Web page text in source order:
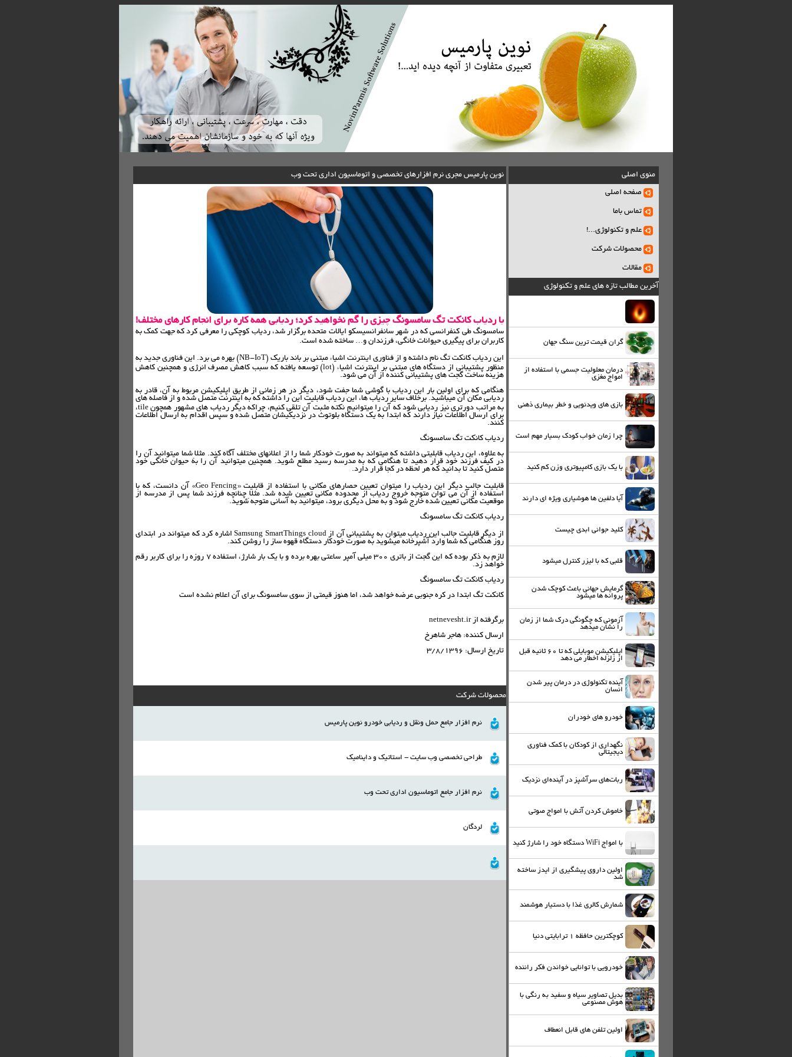
منوی اصلی
صفحه اصلی
تماس باما
علم و تکنولوژی...!
محصولات شرکت
مقالات
آخرین مطالب تازه های علم و تکنولوژی
گران قیمت ترین سنگ جهان
درمان معلولیت جسمی با استفاده از
امواج مغزی
بازی های ویدئویی و خطر بیماری ذهنی
چرا زمان خواب کودک بسیار مهم است
با یک بازی کامپیوتری وزن کم کنید
آیا دلفین ها هوشیاری ویژه ای دارند
کلید جوانی ابدی چیست
قلبی که با لیزر کنترل میشود
گرمایش جهانی باعث کوچک شدن
پروانه ها میشود
آزمونی که چگونگی درک شما از زمان
را نشان میدهد
اپلیکیشن موبایلی که تا 60 ثانیه قبل
از زلزله اخطار می دهد
آینده تکنولوژی در درمان پیر شدن
انسان
خودرو های خودران
نگهداری از کودکان با کمک فناوری
دیجیتالی
ربات‌های سرآشپز در آینده‌ای نزدیک
خاموش کردن آتش با امواج صوتی
با امواج WiFi دستگاه‌ خود را شارژ کنید
اولین داروی پیشگیری از ایدز ساخته
شد
شمارش کالری غذا با دستیار هوشمند
کوچکترین حافظه ۱ ترابایتی دنیا
خودرویی با توانایی خواندن فکر راننده
بدیل تصاویر سیاه و سفید به رنگی با
هوش مصنوعی
اولین تلفن های قابل انعطاف
نوین پارمیس مجری نرم افزارهای تخصصی و اتوماسیون اداری تحت وب
با ردیاب کانکت تگ سامسونگ چیزی را گم نخواهید کرد؛ ردیابی همه کاره برای انجام کارهای مختلف!
سامسونگ طی کنفرانسی که در شهر سانفرانسیسکو ایالات متحده برگزار شد، ردیاب کوچکی را معرفی کرد که جهت کمک به
کاربران برای پیگیری حیوانات خانگی، فرزندان و… ساخته شده است.
این ردیاب کانکت تگ نام داشته و از فناوری اینترنت اشیاء مبتنی بر باند باریک (NB-IoT) بهره می برد. این فناوری جدید به
منظور پشتیبانی از دستگاه های مبتنی بر اینترنت اشیاء (lot) توسعه یافته که سبب کاهش مصرف انرژی و همچنین کاهش
هزینه ساخت گجت های پشتیبانی کننده از آن می شود.
هنگامی که برای اولین بار این ردیاب با گوشی شما جفت شود، دیگر در هر زمانی از طریق اپلیکیشن مربوط به آن، قادر به
ردیابی مکان آن میباشید. برخلاف سایر ردیاب ها، این ردیاب قابلیت این را داشته که به اینترنت متصل شده و از فاصله های
به مراتب دورتری نیز ردیابی شود که آن را میتوانیم نکته مثبت آن تلقی کنیم، چراکه دیگر ردیاب های مشهور همچون tile،
برای ارسال اطلاعات نیاز دارند که ابتدا به یک دستگاه بلوتوث در نزدیکیشان متصل شده و سپس اقدام به ارسال اطلاعات
کنند.
ردیاب کانکت تگ سامسونگ
به علاوه، این ردیاب قابلیتی داشته که میتواند به صورت خودکار شما را از اعلانهای مختلف آگاه کند. مثلاً شما میتوانید آن را
در کیف فرزند خود قرار دهید تا هنگامی که به مدرسه رسید مطلع شوید. همچنین میتوانید آن را به حیوان خانگی خود
متصل کنید تا بدانید که هر لحظه در کجا قرار دارد.
قابلیت جالب دیگر این ردیاب را میتوان تعیین حصارهای مکانی با استفاده از قابلیت «Geo Fencing» آن دانست، که با
استفاده از آن می توان متوجه خروج ردیاب از محدوده مکانی تعیین شده شد. مثلاً چنانچه فرزند شما پس از مدرسه از
موقعیت مکانی تعیین شده خارج شود و به محل دیگری برود، میتوانید به آسانی متوجه شوید.
ردیاب کانکت تگ سامسونگ
از دیگر قابلیت جالب این ردیاب میتوان به پشتیبانی آن از Samsung SmartThings cloud اشاره کرد که میتواند در ابتدای
روز هنگامی که شما وارد آشپرخانه میشوید به صورت خودکار دستگاه قهوه ساز را روشن کند.
لازم به ذکر بوده که این گجت از باتری ۳۰۰ میلی آمپر ساعتی بهره برده و با یک بار شارژ، استفاده ۷ روزه را برای کاربر رقم
خواهد زد.
ردیاب کانکت تگ سامسونگ
کانکت تگ ابتدا در کره جنوبی عرضه خواهد شد، اما هنوز قیمتی از سوی سامسونگ برای آن اعلام نشده است
برگرفته از netnevesht.ir
ارسال كننده: هاجر شاهرخ
تاريخ ارسال: 3/8/1396
محصولات شرکت
نرم افزار جامع حمل ونقل و ردیابی خودرو نوين پارميس
طراحی تخصصی وب سایت - استاتیک و داینامیک
نرم افزار جامع اتوماسیون اداری تحت وب
لردگان